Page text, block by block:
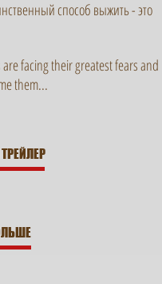
способ выжить - это
facing their greatest fears and
them...